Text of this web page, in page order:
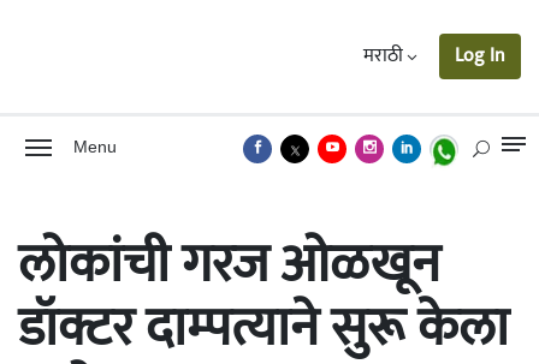
मराठी Log In
Menu
लोकांची गरज ओळखून
डॉक्टर दाम्पत्याने सुरू केला